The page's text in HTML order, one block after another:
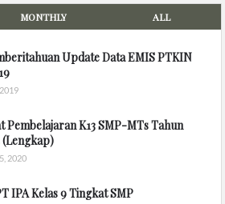
MONTHLY ALL
Update Data EMIS PTKIN
Pembelajaran K13 SMP-MTs Tahun
(Lengkap)
2020
IPA Kelas 9 Tingkat SMP